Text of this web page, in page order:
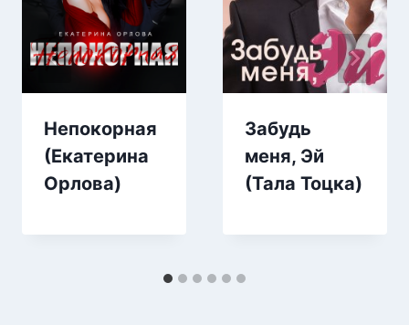
Непокорная
(Екатерина
Орлова)
Забудь
меня, Эй
(Тала Тоцка)